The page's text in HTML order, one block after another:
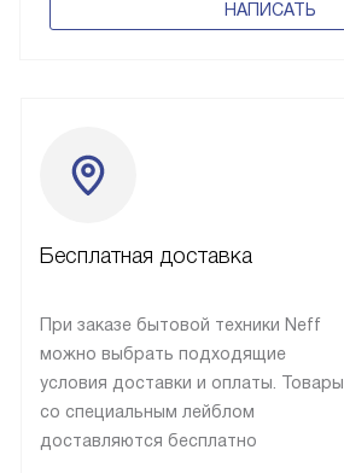
НАПИСАТЬ
Бесплатная доставка
При заказе бытовой техники Neff
можно выбрать подходящие
условия доставки и оплаты. Товары
со специальным лейблом
доставляются бесплатно